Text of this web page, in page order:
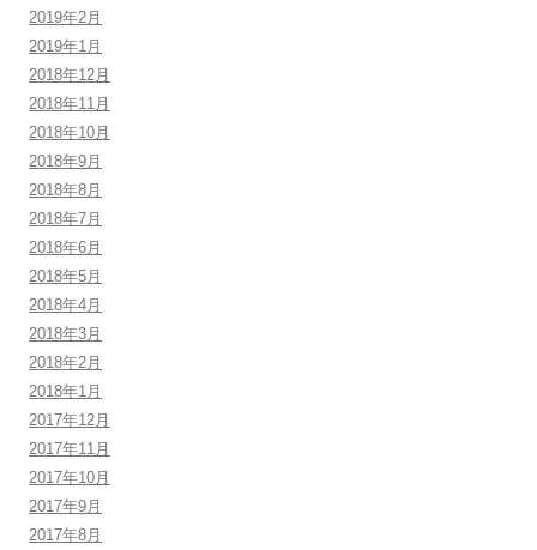
2019年2月
2019年1月
2018年12月
2018年11月
2018年10月
2018年9月
2018年8月
2018年7月
2018年6月
2018年5月
2018年4月
2018年3月
2018年2月
2018年1月
2017年12月
2017年11月
2017年10月
2017年9月
2017年8月